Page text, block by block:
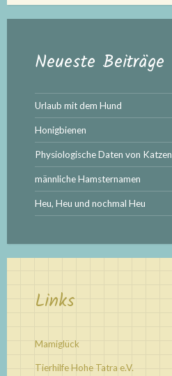
Neueste Beiträge
Urlaub mit dem Hund
Honigbienen
Physiologische Daten von Katzen
männliche Hamsternamen
Heu, Heu und nochmal Heu
Links
Mamiglück
Tierhilfe Hohe Tatra e.V.